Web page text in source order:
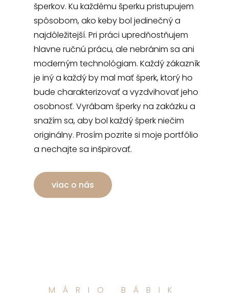
šperkov. Ku každému šperku pristupujem
spôsobom, ako keby bol jedinečný a
najdôležitejší. Pri práci upredňostňujem
hlavne ručnú prácu, ale nebránim sa ani
moderným technológiam. Každý zákazník
je iný a každý by mal mať šperk, ktorý ho
bude charakterizovať a vyzdvihovať jeho
osobnosť. Vyrábam šperky na zakázku a
snažím sa, aby bol každý šperk niečim
originálny. Prosím pozrite si moje portfólio
a nechajte sa inšpirovať.
viac o nás
MÁRIO BÁBIK